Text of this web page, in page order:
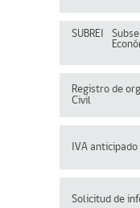
SUBREI
Registro de
Civil
IVA
Solicitud de